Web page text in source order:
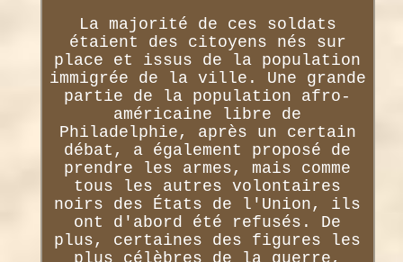
La majorité de ces soldats
étaient des citoyens nés sur
place et issus de la population
immigrée de la ville. Une grande
partie de la population afro-
américaine libre de
Philadelphie, après un certain
débat, a également proposé de
prendre les armes, mais comme
tous les autres volontaires
noirs des États de l'Union, ils
ont d'abord été refusés. De
plus, certaines des figures les
plus célèbres de la guerre,